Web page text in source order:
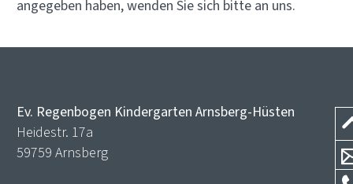
angegeben haben, wenden Sie sich bitte an uns.
Ev. Regenbogen Kindergarten Arnsberg-Hüsten
Heidestr. 17a
59759 Arnsberg